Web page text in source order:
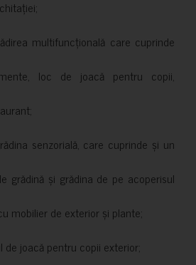
multifuncțională care cuprinde
loc de joacă pentru copii,
senzorială, care cuprinde și un
grădină și grădina de pe acoperisul
mobilier de exterior și plante;
joacă pentru copii exterior;